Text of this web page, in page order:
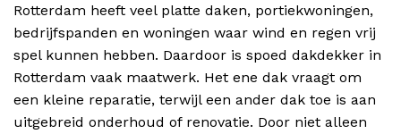
Rotterdam heeft veel platte daken, portiekwoningen,
bedrijfspanden en woningen waar wind en regen vrij
spel kunnen hebben. Daardoor is spoed dakdekker in
Rotterdam vaak maatwerk. Het ene dak vraagt om
een kleine reparatie, terwijl een ander dak toe is aan
uitgebreid onderhoud of renovatie. Door niet alleen